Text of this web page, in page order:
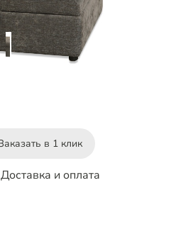
в 1 клик
Доставка и оплата